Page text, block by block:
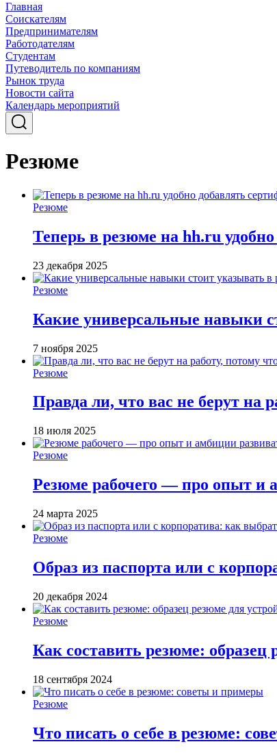
Главная
Соискателям
Предпринимателям
Работодателям
Студентам
Путеводитель по компаниям
Рынок труда
Новости сайта
Календарь мероприятий
Резюме
Резюме
Теперь в резюме на hh.ru
23 декабря 2025
Резюме
Какие универсальные навыки
7 ноября 2025
Резюме
Правда ли, что вас не берут на
18 июля 2025
Резюме
Резюме рабочего — про опыт и
24 марта 2025
Резюме
Образ из паспорта или с
20 декабря 2024
Резюме
Как составить резюме: образец
18 сентября 2024
Резюме
Что писать о себе в резюме: